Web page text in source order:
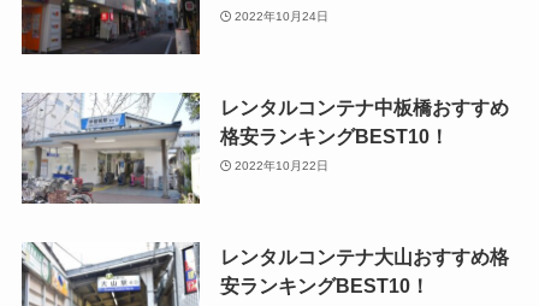
2022年10月24日
レンタルコンテナ中板橋おすすめ
格安ランキングBEST10！
2022年10月22日
レンタルコンテナ大山おすすめ格
安ランキングBEST10！